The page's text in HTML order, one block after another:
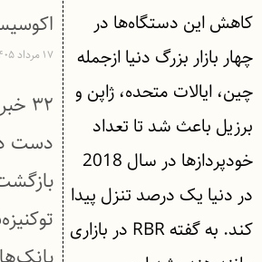
کاهش این دستگاه‌ها در
چهار بازار بزرگ دنیا ازجمله
چین، ایالات متحده، ژاپن و
برزیل باعث شد تا تعداد
خودپردازها در سال 2018
در دنیا یک درصد تنزل پیدا
کند. به گفته RBR در بازاری
۱۷ مرداد ۱۴۰۵
۳۲
دست